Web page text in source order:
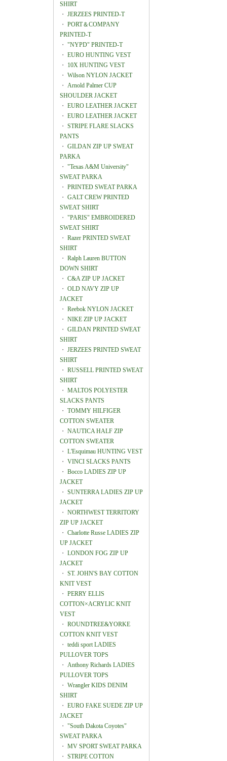
SHIRT
・ JERZEES PRINTED-T
・ PORT＆COMPANY
PRINTED-T
・ "NYPD" PRINTED-T
・ EURO HUNTING VEST
・ 10X HUNTING VEST
・ Wilson NYLON JACKET
・ Arnold Palmer CUP
SHOULDER JACKET
・ EURO LEATHER JACKET
・ EURO LEATHER JACKET
・ STRIPE FLARE SLACKS
PANTS
・ GILDAN ZIP UP SWEAT
PARKA
・ "Texas A&M University"
SWEAT PARKA
・ PRINTED SWEAT PARKA
・ GALT CREW PRINTED
SWEAT SHIRT
・ "PARIS" EMBROIDERED
SWEAT SHIRT
・ Razer PRINTED SWEAT
SHIRT
・ Ralph Lauren BUTTON
DOWN SHIRT
・ C&A ZIP UP JACKET
・ OLD NAVY ZIP UP
JACKET
・ Reebok NYLON JACKET
・ NIKE ZIP UP JACKET
・ GILDAN PRINTED SWEAT
SHIRT
・ JERZEES PRINTED SWEAT
SHIRT
・ RUSSELL PRINTED SWEAT
SHIRT
・ MALTOS POLYESTER
SLACKS PANTS
・ TOMMY HILFIGER
COTTON SWEATER
・ NAUTICA HALF ZIP
COTTON SWEATER
・ L'Esquimau HUNTING VEST
・ VINCI SLACKS PANTS
・ Bocco LADIES ZIP UP
JACKET
・ SUNTERRA LADIES ZIP UP
JACKET
・ NORTHWEST TERRITORY
ZIP UP JACKET
・ Charlotte Russe LADIES ZIP
UP JACKET
・ LONDON FOG ZIP UP
JACKET
・ ST. JOHN'S BAY COTTON
KNIT VEST
・ PERRY ELLIS
COTTON×ACRYLIC KNIT
VEST
・ ROUNDTREE&YORKE
COTTON KNIT VEST
・ teddi sport LADIES
PULLOVER TOPS
・ Anthony Richards LADIES
PULLOVER TOPS
・ Wrangler KIDS DENIM
SHIRT
・ EURO FAKE SUEDE ZIP UP
JACKET
・ "South Dakota Coyotes"
SWEAT PARKA
・ MV SPORT SWEAT PARKA
・ STRIPE COTTON